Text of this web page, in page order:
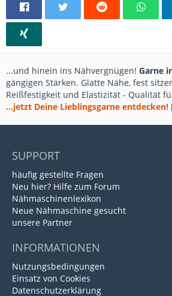
...und hinein ins Nähvergnügen! Garne
gängigen Stärken. Glatte Nähe, fest
Reißfestigkeit und Elastizität - Qualität
...jetzt Deine Lieblingsgarne entdecken!
SUPPORT
häufig gestellte Fragen
Neu hier? Hilfe zum Forum
Nähmaschinenlexikon
Neue Nähmaschine gesucht
unsere Partner
INFORMATIONEN
Nutzungsbedingungen
Einsatz von Cookies
Datenschutzerklärung